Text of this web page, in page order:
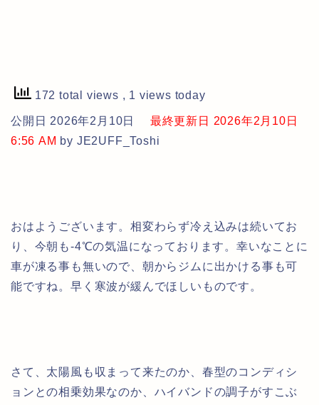
172 total views , 1 views today
公開日 2026年2月10日
最終更新日 2026年2月10日
6:56 AM by JE2UFF_Toshi
おはようございます。相変わらず冷え込みは続いてお
り、今朝も-4℃の気温になっております。幸いなことに
車が凍る事も無いので、朝からジムに出かける事も可
能ですね。早く寒波が緩んでほしいものです。
さて、太陽風も収まって来たのか、春型のコンディシ
ョンとの相乗効果なのか、ハイバンドの調子がすこぶ